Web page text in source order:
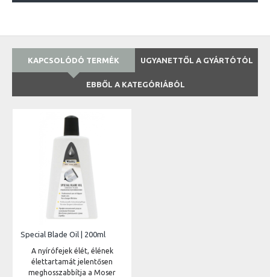
KAPCSOLÓDÓ TERMÉK UGYANETTŐL A GYÁRTÓTÓL
EBBŐL A KATEGÓRIÁBÓL
Special Blade Oil | 200ml
A nyírófejek élét, élének
élettartamát jelentősen
meghosszabbítja a Moser